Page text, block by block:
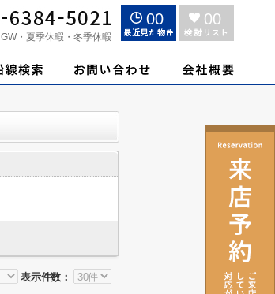
GW・夏季休暇・冬季休暇
00 00
表示件数：